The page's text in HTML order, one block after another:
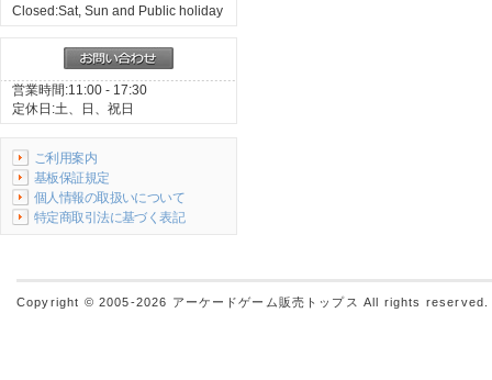
Closed:Sat, Sun and Public holiday
営業時間:11:00 - 17:30
定休日:土、日、祝日
ご利用案内
基板保証規定
個人情報の取扱いについて
特定商取引法に基づく表記
Copyright © 2005-2026 アーケードゲーム販売トップス All rights reserved.